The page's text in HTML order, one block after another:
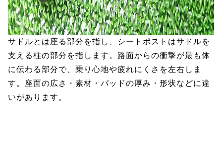
サドルとは座る部分を指し、シートポストはサドルを
支える柱の部分を指します。路面からの衝撃が最も体
に伝わる部分で、乗り心地や疲れにくさを左右しま
す。座面の広さ・素材・パッドの厚み・形状などに違
いがあります。